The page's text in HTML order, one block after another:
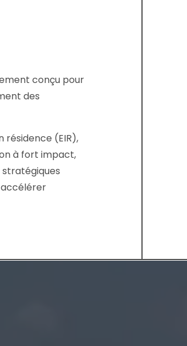
conçu pour
des
résidence (EIR),
à fort impact,